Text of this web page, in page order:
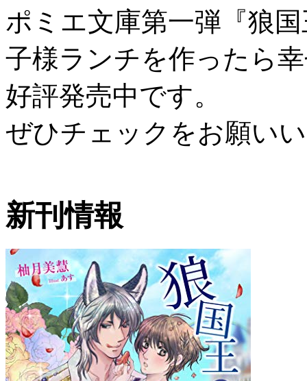
ポミエ文庫第一弾『狼
子様ランチを作ったら
好評発売中です。
ぜひチェックをお願い
新刊情報